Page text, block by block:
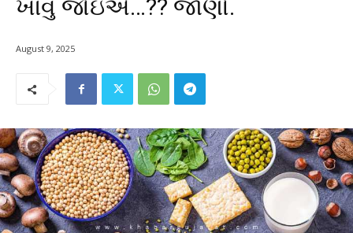
ખાવું જોઇએ…?? જાણો.
August 9, 2025